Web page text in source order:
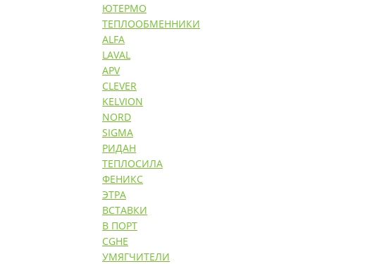
ЮТЕРМО
ТЕПЛООБМЕННИКИ
ALFA
LAVAL
APV
CLEVER
KELVION
NORD
SIGMA
РИДАН
ТЕПЛОСИЛА
ФЕНИКС
ЭТРА
ВСТАВКИ
В ПОРТ
CGHE
УМЯГЧИТЕЛИ